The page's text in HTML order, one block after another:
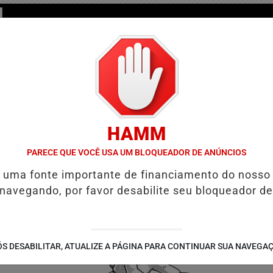
/ GUIA COMERCIAL / NOTÍCIAS / FUTEBOL /
40 MUNICÍPIOS GOVERNO DE GOIÁS ENTREGA 60 CASAS A
HAMM
PARECE QUE VOCÊ USA UM BLOQUEADOR DE ANÚNCIOS
uma fonte importante de financiamento do
por favor desabilite seu bloqueador
DESABILITAR, ATUALIZE A PÁGINA PARA CONTINUAR SUA